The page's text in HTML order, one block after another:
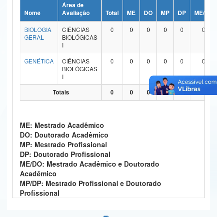
Ministério da Ciência, Tecnologia, Inovações e Comunicações
Ministério do Meio Ambiente
Ministério do Desenvolvimento Regional
Controladoria-Geral da União
Secretaria-Geral
Secretaria de Governo
Gabinete de Segurança Institucional
Advocacia-Geral da União
Nome
Área de
Avaliação
Total ME DO MP DP
ME/DO
BIOLOGIA
GERAL
CIÊNCIAS
BIOLÓGICAS
I
0 0 0 0 0 0
GENÉTICA
CIÊNCIAS
BIOLÓGICAS
I
0 0 0 0 0 0
Totais 0 0 0 0 0
ME: Mestrado Acadêmico
DO: Doutorado Acadêmico
MP: Mestrado Profissional
DP: Doutorado Profissional
ME/DO: Mestrado Acadêmico e Doutorado
Acadêmico
MP/DP: Mestrado Profissional e Doutorado
Profissional